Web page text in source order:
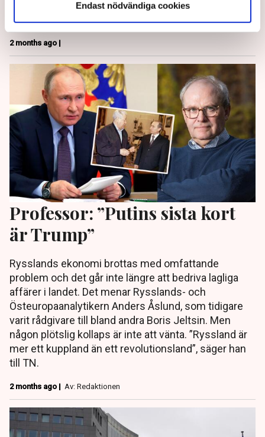
Endast nödvändiga cookies
plus har enats om en blygsam ökning av sina
produktionskvoter för juli.
2 months ago |
Professor: ”Putins sista kort
är Trump”
Rysslands ekonomi brottas med omfattande
problem och det går inte längre att bedriva lagliga
affärer i landet. Det menar Rysslands- och
Östeuropaanalytikern Anders Åslund, som tidigare
varit rådgivare till bland andra Boris Jeltsin. Men
någon plötslig kollaps är inte att vänta. ”Ryssland är
mer ett kuppland än ett revolutionsland”, säger han
till TN.
2 months ago | Av: Redaktionen